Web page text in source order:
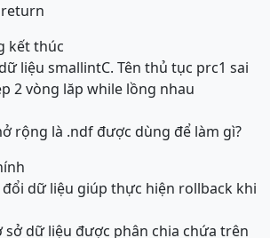
kết thúc
liệu smallintC. Tên thủ tục prc1 sai
2 vòng lăp while lồng nhau
rộng là .ndf được dùng để làm gì?
đổi dữ liệu giúp thực hiện rollback khi
sở dữ liệu được phân chia chứa trên